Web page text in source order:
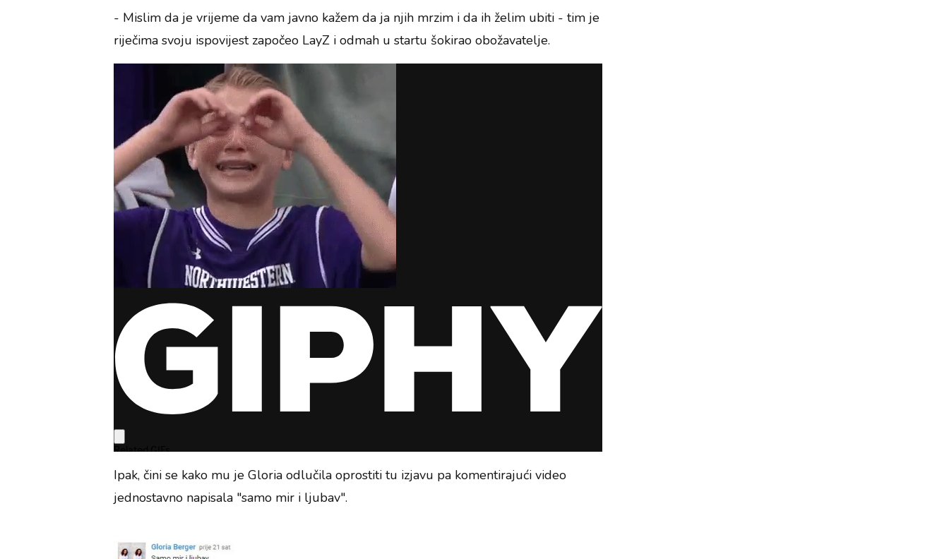
- Mislim da je vrijeme da vam javno kažem da ja njih mrzim i da ih želim ubiti - tim je
riječima svoju ispovijest započeo LayZ i odmah u startu šokirao obožavatelje.
Ipak, čini se kako mu je Gloria odlučila oprostiti tu izjavu pa komentirajući video
jednostavno napisala "samo mir i ljubav".